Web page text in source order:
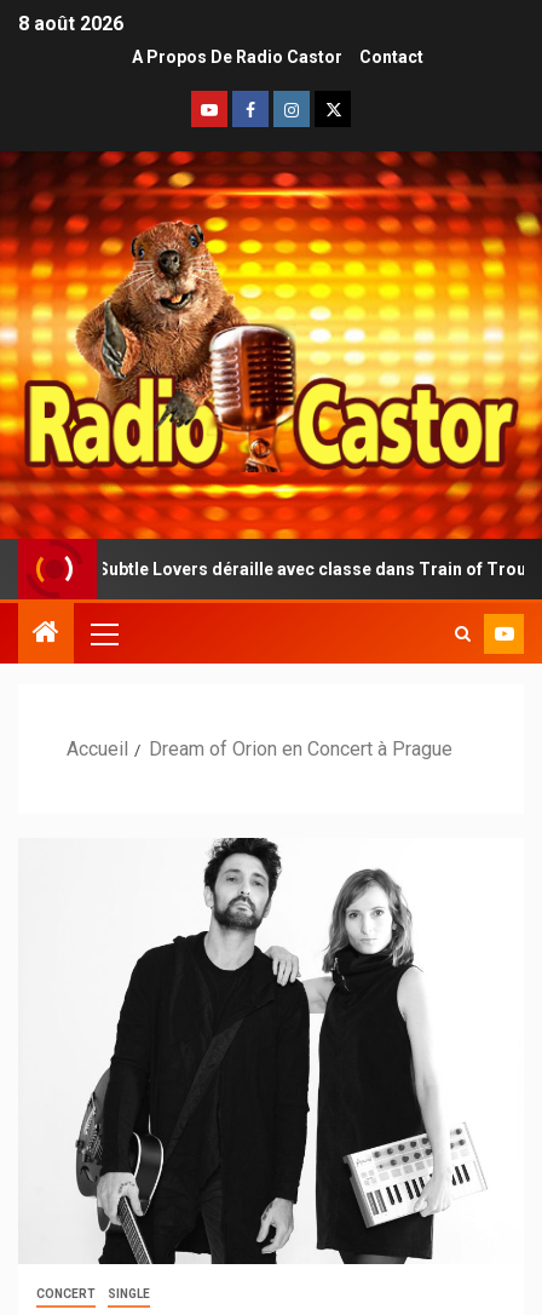
8 août 2026
A Propos De Radio Castor Contact
Lovers déraille avec classe dans Train of Troubles
Accueil Dream of Orion en Concert à Prague
CONCERT SINGLE